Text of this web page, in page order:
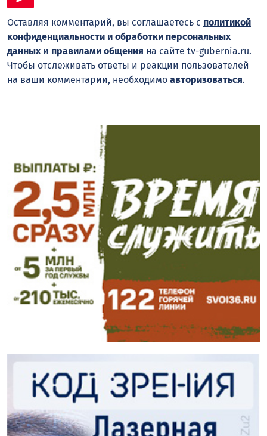
Оставляя комментарий, вы соглашаетесь с политикой
конфиденциальности и обработки персональных
данныхи правилами общения на сайте tv-gubernia.ru.
Чтобы отслеживать ответы и реакции пользователей
на ваши комментарии, необходимо авторизоваться.